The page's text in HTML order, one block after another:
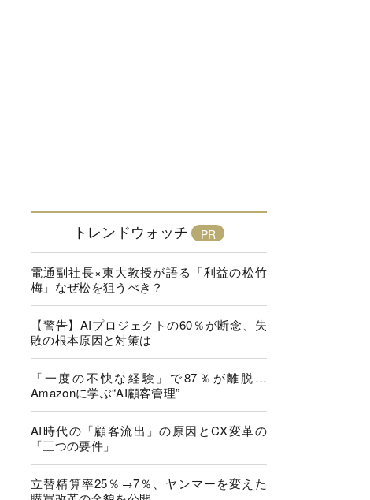
トレンドウォッチ
電通副社長×東大教授が語る「利益の松竹
梅」なぜ松を狙うべき？
【警告】AIプロジェクトの60％が断念、失
敗の根本原因と対策は
「一度の不快な経験」で87％が離脱…
Amazonに学ぶ“AI顧客管理”
AI時代の「顧客流出」の原因とCX変革の
「三つの要件」
立替精算率25％→7％、ヤンマーを変えた